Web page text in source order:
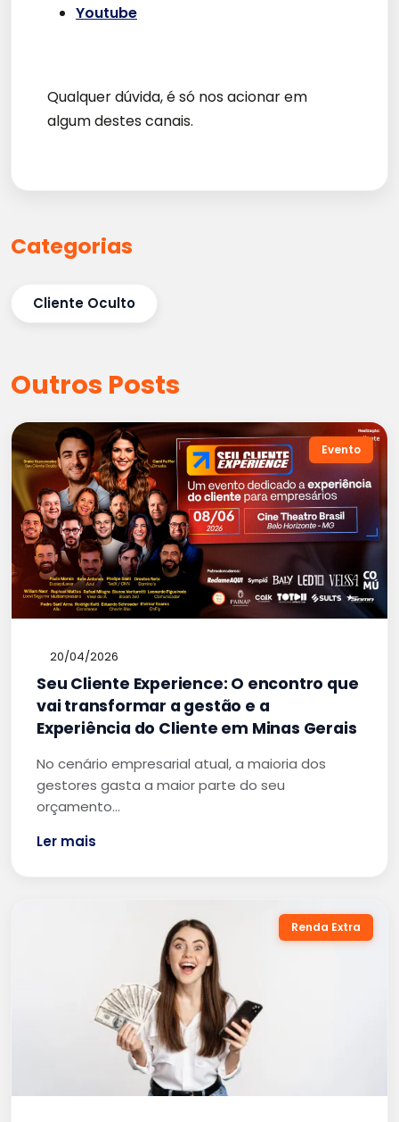
Youtube
Qualquer dúvida, é só nos acionar em
algum destes canais.
Categorias
Cliente Oculto
Outros Posts
Evento
20/04/2026
Seu Cliente Experience: O encontro que
vai transformar a gestão e a
Experiência do Cliente em Minas Gerais
No cenário empresarial atual, a maioria dos
gestores gasta a maior parte do seu
orçamento…
Ler mais
Renda Extra